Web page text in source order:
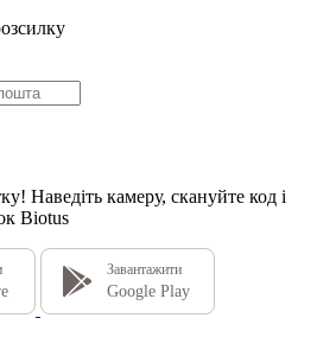
Наведіть камеру, скануйте код і
Biotus
Завантажити
Google Play